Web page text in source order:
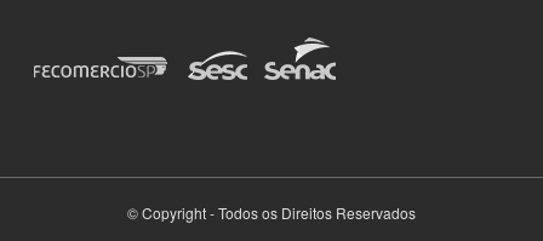
© Copyright - Todos os Direitos Reservados